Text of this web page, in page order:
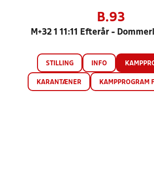
B.93
M+32 1 11:11 Efterår -
STILLING INFO
KARANTÆNER KAMPPROGRAM